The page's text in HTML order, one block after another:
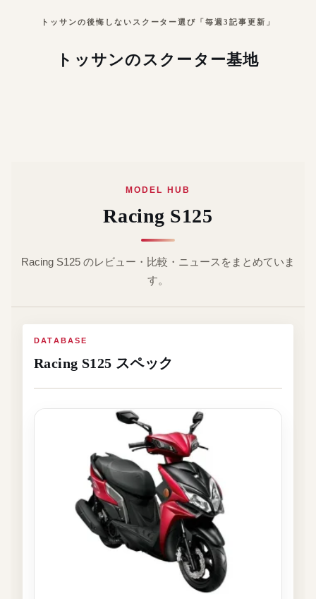
トッサンの後悔しないスクーター選び「毎週3記事更新」
トッサンのスクーター基地
MODEL HUB
Racing S125
Racing S125 のレビュー・比較・ニュースをまとめていま
す。
DATABASE
Racing S125 スペック